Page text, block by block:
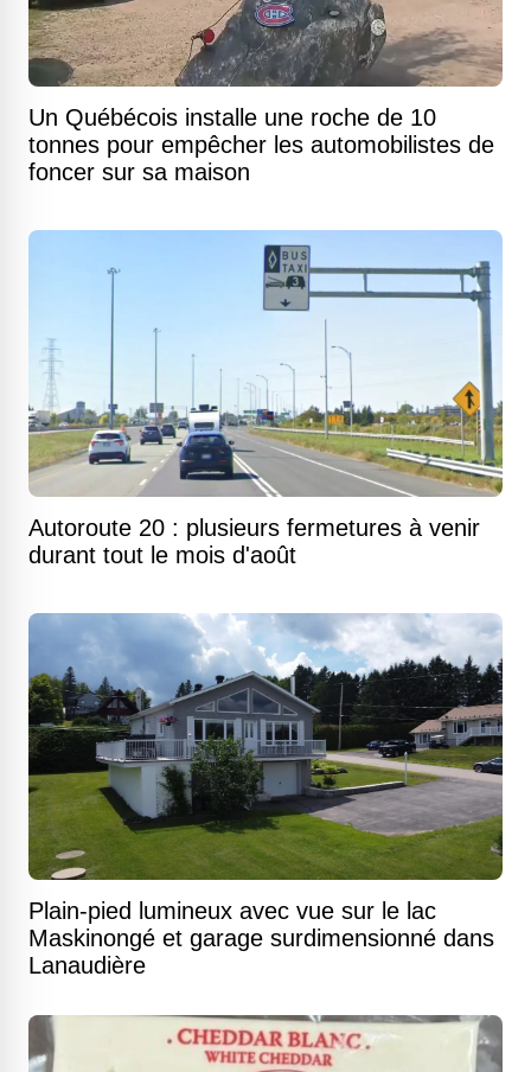
Un Québécois installe une roche de 10
tonnes pour empêcher les automobilistes de
foncer sur sa maison
Autoroute 20 : plusieurs fermetures à venir
durant tout le mois d'août
Plain-pied lumineux avec vue sur le lac
Maskinongé et garage surdimensionné dans
Lanaudière